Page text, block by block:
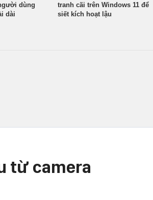
dùng
dài
tranh cãi trên Windows 11 để
siết kích hoạt lậu
từ camera